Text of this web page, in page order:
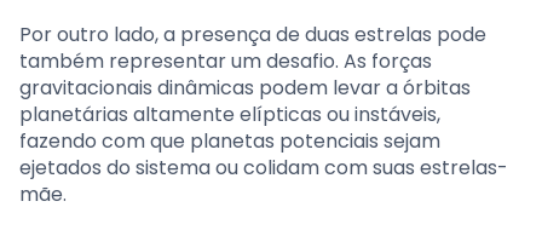
Por outro lado, a presença de duas estrelas pode
também representar um desafio. As forças
gravitacionais dinâmicas podem levar a órbitas
planetárias altamente elípticas ou instáveis,
fazendo com que planetas potenciais sejam
ejetados do sistema ou colidam com suas estrelas-
mãe.